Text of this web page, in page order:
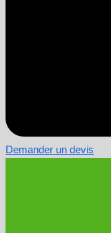
Demander un devis